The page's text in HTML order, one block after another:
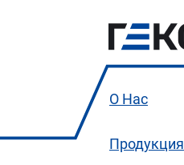
О Нас
Продукция